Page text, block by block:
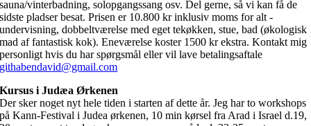
sauna/vinterbadning, solopgangssang osv. Del gerne, så vi kan få de
sidste pladser besat. Prisen er 10.800 kr inklusiv moms for alt -
undervisning, dobbeltværelse med eget tekøkken, stue, bad (økologisk
mad af fantastisk kok). Eneværelse koster 1500 kr ekstra. Kontakt mig
personligt hvis du har spørgsmål eller vil lave betalingsaftale
githabendavid@gmail.com
Kursus i Judæa Ørkenen
Der sker noget nyt hele tiden i starten af dette år. Jeg har to workshops
på Kann-Festival i Judea ørkenen, 10 min kørsel fra Arad i Israel d.19,